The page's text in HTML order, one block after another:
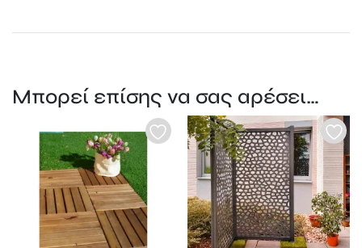
Μπορεί επίσης να σας αρέσει…